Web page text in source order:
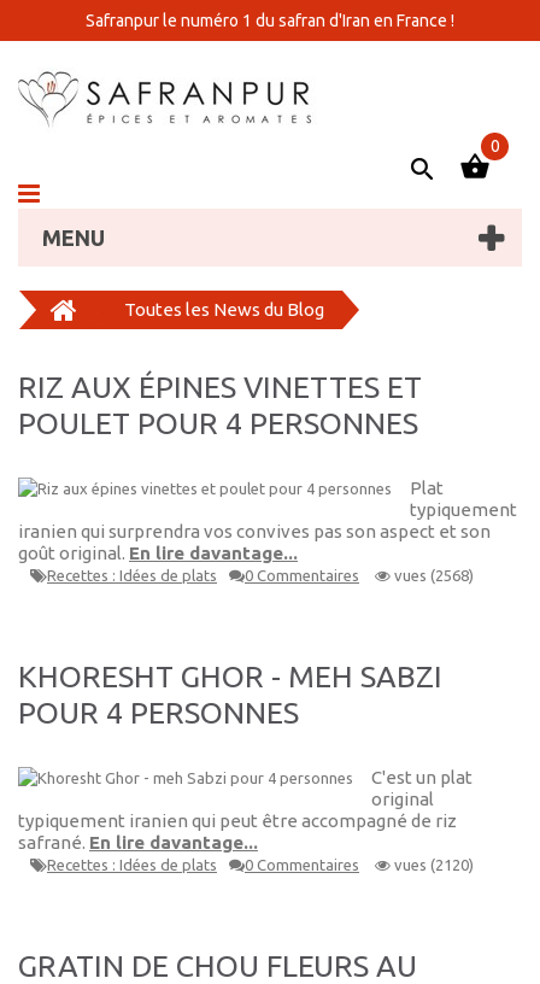
Safranpur le numéro 1 du safran d'Iran en France !
0
MENU
Toutes les News du Blog
RIZ AUX ÉPINES VINETTES ET
POULET POUR 4 PERSONNES
Plat
typiquement
iranien qui surprendra vos convives pas son aspect et son
goût original. En lire davantage...
Recettes : Idées de plats 0 Commentaires vues (2568)
KHORESHT GHOR - MEH SABZI
POUR 4 PERSONNES
C'est un plat
original
typiquement iranien qui peut être accompagné de riz
safrané. En lire davantage...
Recettes : Idées de plats 0 Commentaires vues (2120)
GRATIN DE CHOU FLEURS AU